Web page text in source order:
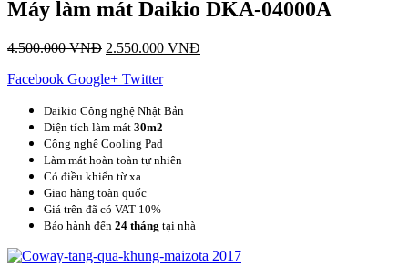
Máy làm mát Daikio DKA-04000A
4.500.000VNĐ 2.550.000 VNĐ
Facebook Google+ Twitter
Daikio Công nghệ Nhật Bản
Diện tích làm mát 30m2
Công nghệ Cooling Pad
Làm mát hoàn toàn tự nhiên
Có điều khiển từ xa
Giao hàng toàn quốc
Giá trên đã có VAT 10%
Bảo hành đến 24 tháng tại nhà